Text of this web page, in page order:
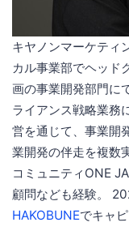
キヤノンマーケティ
カル事業部でヘッド
画の事業開発部門に
ライアンス戦略業務
営を通じて、事業開
業開発の伴走を複数
コミュニティONE
顧問なども経験。
HAKOBUNEでキャ